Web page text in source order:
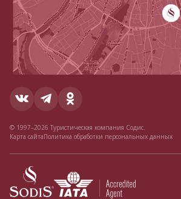
© 1997–2026 Туристическая компания Содис.
Карта сайтаПолитика обработки персональных данных